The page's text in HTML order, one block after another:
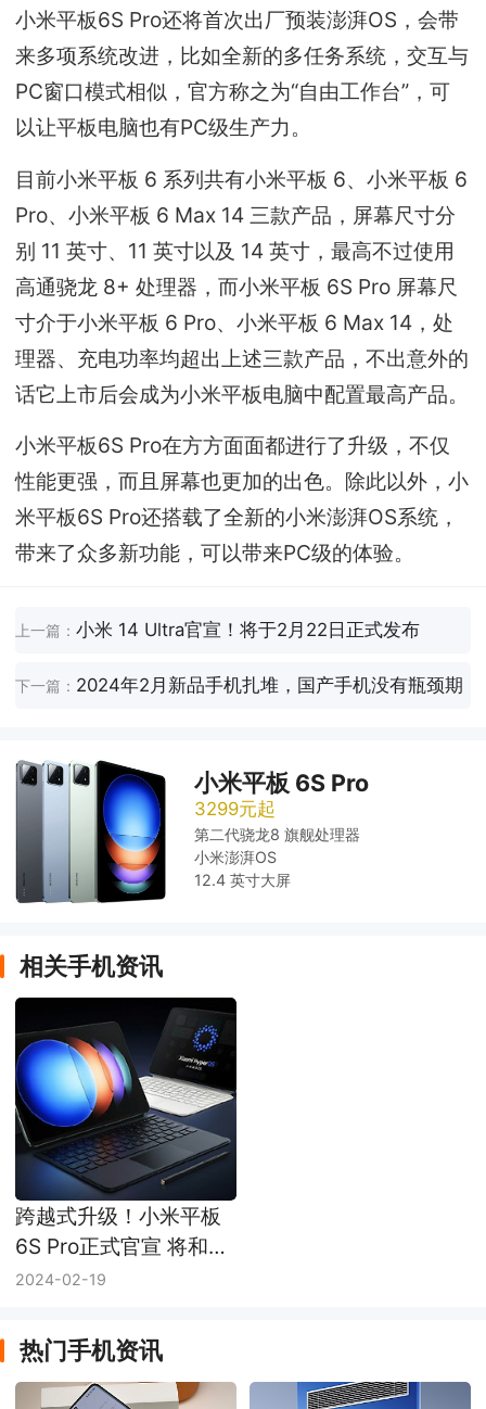
小米平板6S Pro还将首次出厂预装澎湃OS，会带
来多项系统改进，比如全新的多任务系统，交互与
PC窗口模式相似，官方称之为“自由工作台”，可
以让平板电脑也有PC级生产力。
目前小米平板 6 系列共有小米平板 6、小米平板 6
Pro、小米平板 6 Max 14 三款产品，屏幕尺寸分
别 11 英寸、11 英寸以及 14 英寸，最高不过使用
高通骁龙 8+ 处理器，而小米平板 6S Pro 屏幕尺
寸介于小米平板 6 Pro、小米平板 6 Max 14，处
理器、充电功率均超出上述三款产品，不出意外的
话它上市后会成为小米平板电脑中配置最高产品。
小米平板6S Pro在方方面面都进行了升级，不仅
性能更强，而且屏幕也更加的出色。除此以外，小
米平板6S Pro还搭载了全新的小米澎湃OS系统，
带来了众多新功能，可以带来PC级的体验。
上一篇：小米 14 Ultra官宣！将于2月22日正式发布
下一篇： 2024年2月新品手机扎堆，国产手机没有瓶颈期
小米平板 6S Pro
3299元起
第二代骁龙8 旗舰处理器
小米澎湃OS
12.4 英寸大屏
相关手机资讯
跨越式升级！小米平板
6S Pro正式官宣 将和小
米14 Ultra一同亮相
2024-02-19
热门手机资讯